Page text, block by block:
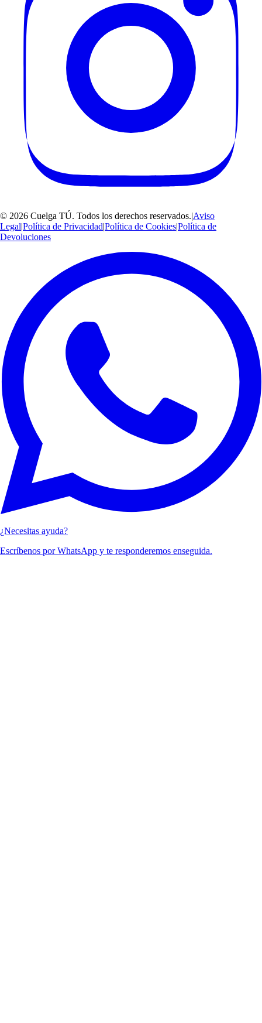
© 2026 Cuelga TÚ. Todos los derechos reservados.|Aviso
Legal|Política de Privacidad|Política de Cookies|Política de
Devoluciones
¿Necesitas ayuda?
Escríbenos por WhatsApp y te responderemos enseguida.